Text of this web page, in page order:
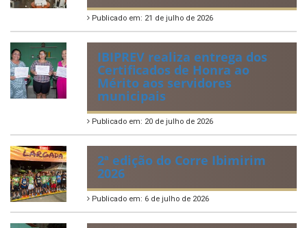
Publicado em: 21 de julho de 2026
IBIPREV realiza entrega dos
Certificados de Honra ao
Mérito aos servidores
municipais
Publicado em: 20 de julho de 2026
2ª edição do Corre Ibimirim
2026
Publicado em: 6 de julho de 2026